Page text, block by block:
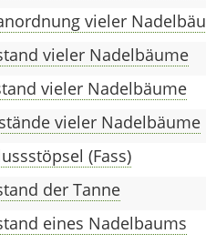
vieler
vieler Nadelbäume
vieler Nadelbäume
vieler Nadelbäume
(Fass)
der Tanne
eines Nadelbaums